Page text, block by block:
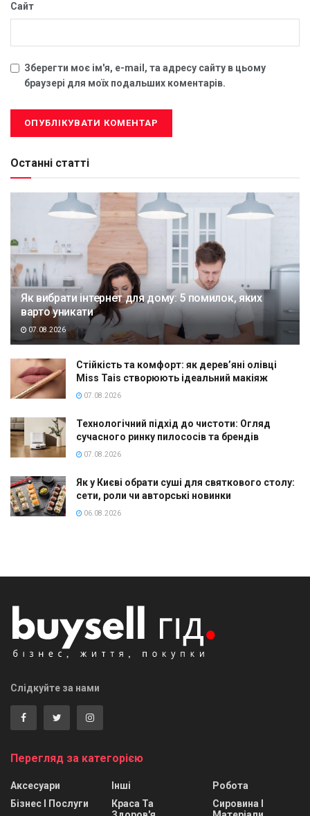
Сайт
Зберегти моє ім'я, e-mail, та адресу сайту в цьому
браузері для моїх подальших коментарів.
Останні статті
Як вибрати інтернет для дому: 5 помилок, яких
варто уникати
07.08.2026
Стійкість та комфорт: як дерев’яні олівці
Miss Tais створюють ідеальний макіяж
07.08.2026
Технологічний підхід до чистоти: Огляд
сучасного ринку пилососів та брендів
07.08.2026
Як у Києві обрати суші для святкового столу:
сети, роли чи авторські новинки
06.08.2026
Слідкуйте за нами
Перегляд за категорією
Аксесуари
Бізнес І Послуги
Інші
Краса Та
Робота
Сировина І